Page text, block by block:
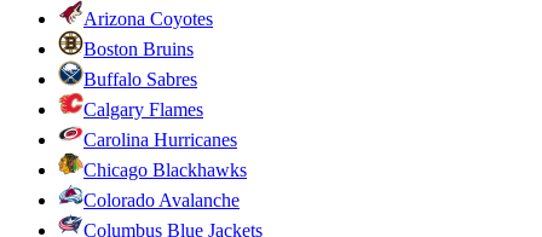
Arizona Coyotes
Boston Bruins
Buffalo Sabres
Calgary Flames
Carolina Hurricanes
Chicago Blackhawks
Colorado Avalanche
Columbus Blue Jackets